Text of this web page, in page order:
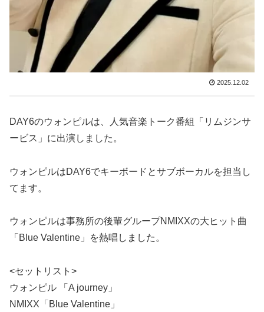
2025.12.02
DAY6のウォンピルは、人気音楽トーク番組「リムジンサ
ービス」に出演しました。
ウォンピルはDAY6でキーボードとサブボーカルを担当し
てます。
ウォンピルは事務所の後輩グループNMIXXの大ヒット曲
「Blue Valentine」を熱唱しました。
<セットリスト>
ウォンピル 「A journey」
NMIXX「Blue Valentine」